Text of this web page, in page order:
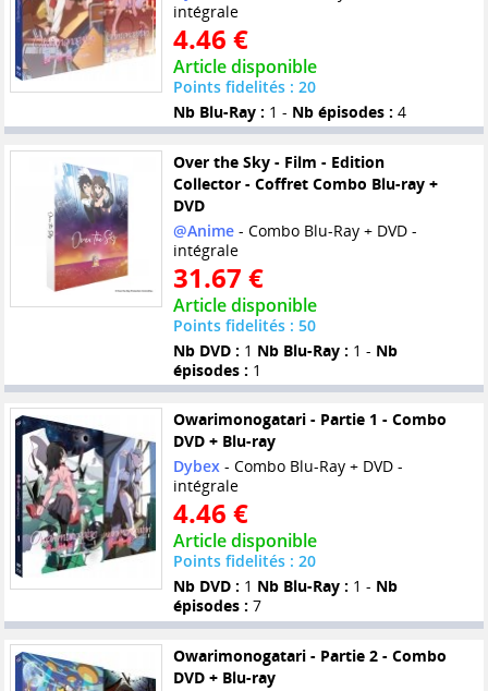
intégrale
4.46 €
Article disponible
Points fidelités : 20
Nb Blu-Ray : 1 - Nb épisodes : 4
Over the Sky - Film - Edition
Collector - Coffret Combo Blu-ray +
DVD
@Anime- Combo Blu-Ray + DVD -
intégrale
31.67 €
Article disponible
Points fidelités : 50
Nb DVD : 1 Nb Blu-Ray : 1 - Nb
épisodes : 1
Owarimonogatari - Partie 1 - Combo
DVD + Blu-ray
Dybex- Combo Blu-Ray + DVD -
intégrale
4.46 €
Article disponible
Points fidelités : 20
Nb DVD : 1 Nb Blu-Ray : 1 - Nb
épisodes : 7
Owarimonogatari - Partie 2 - Combo
DVD + Blu-ray